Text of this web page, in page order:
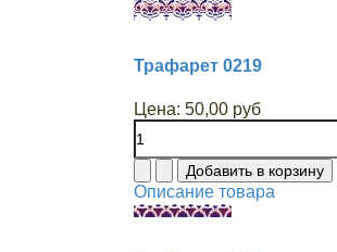
Трафарет 0219
Цена: 50,00 руб
Описание товара